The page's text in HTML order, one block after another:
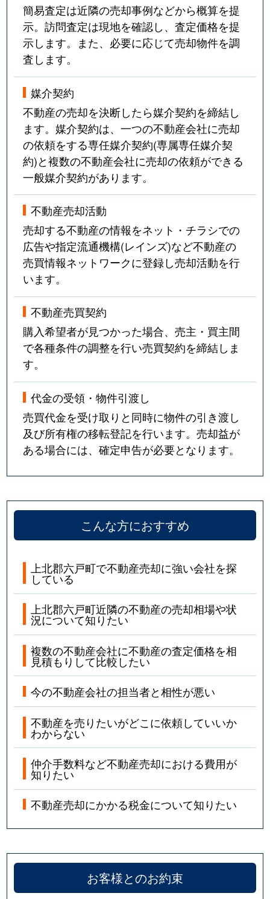
簡易査定は近隣の売却事例などから概算を提
示。訪問査定は現地を確認し、査定価格を提
示します。また、必要に応じて売却物件を調
査します。
媒介契約
不動産の売却を決断したら媒介契約を締結し
ます。媒介契約は、一つの不動産会社に売却
の依頼をする専任媒介契約(専属専任媒介契
約)と複数の不動産会社に売却の依頼ができる
一般媒介契約があります。
不動産売却活動
売却する不動産の情報をネット・チラシでの
広告や指定流通機構(レインズ)など不動産の
売買情報ネットワークに登録し売却活動を行
います。
不動産売買契約
購入希望者が見つかった場合、売主・買主間
で各種条件の調整を行い売買契約を締結しま
す。
代金の受領・物件引渡し
売買代金を受け取りと同時に物件の引き渡し
及び所有権の移転登記を行います。売却益が
ある場合には、確定申告が必要となります。
こんな方におすすめ
上北郡六戸町で不動産売却に強い会社を探
している
上北郡六戸町近隣の不動産の売却相場や状
況について知りたい
複数の不動産会社に不動産の査定価格を相
見積もりして比較したい
今の不動産会社の担当者と相性が悪い
不動産を売りたいがどこに依頼していいか
わからない
仲介手数料など不動産売却における費用が
知りたい
不動産売却にかかる税金について知りたい
お客様とのお約束